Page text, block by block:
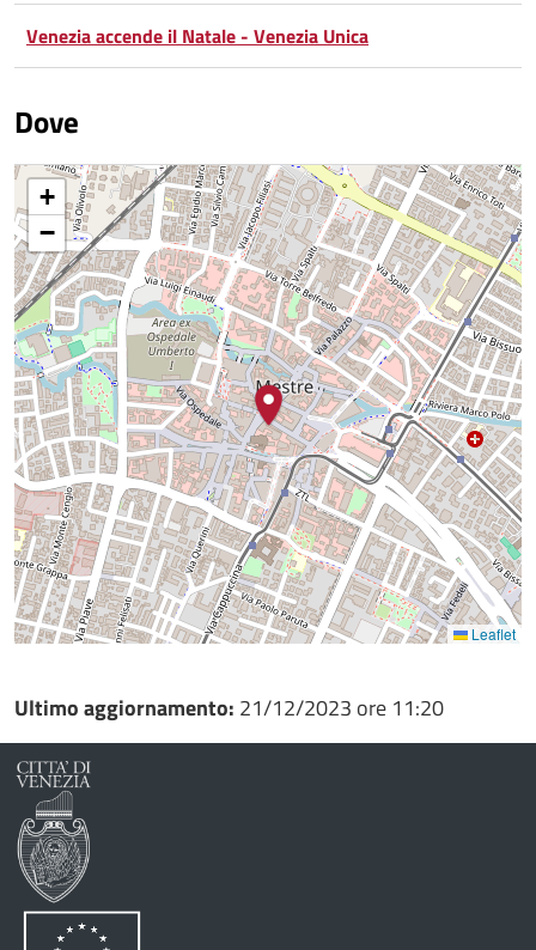
Venezia accende il Natale - Venezia Unica
Dove
+
−
Leaflet
Ultimo aggiornamento: 21/12/2023 ore 11:20